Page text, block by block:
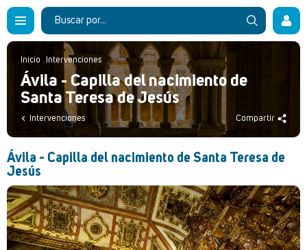
Inicio . Intervenciones
Ávila - Capilla del nacimiento de
Santa Teresa de Jesús
Intervenciones Compartir
Ávila - Capilla del nacimiento de Santa Teresa de
Jesús